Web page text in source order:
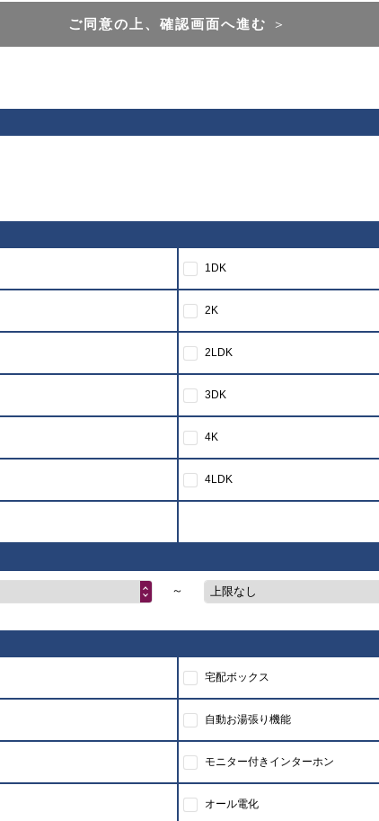
ご同意の上、確認画面へ進む ＞
1DK
2K
2LDK
3DK
4K
4LDK
～
上限なし
宅配ボックス
自動お湯張り機能
モニター付きインターホン
オール電化